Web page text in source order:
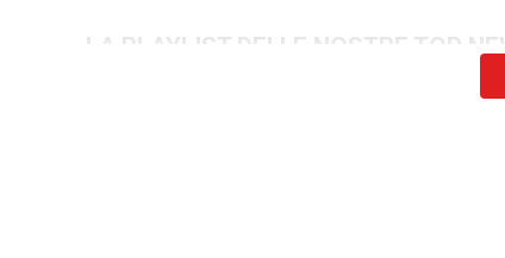
LA PLAYLIST DELLE NOSTRE TOP